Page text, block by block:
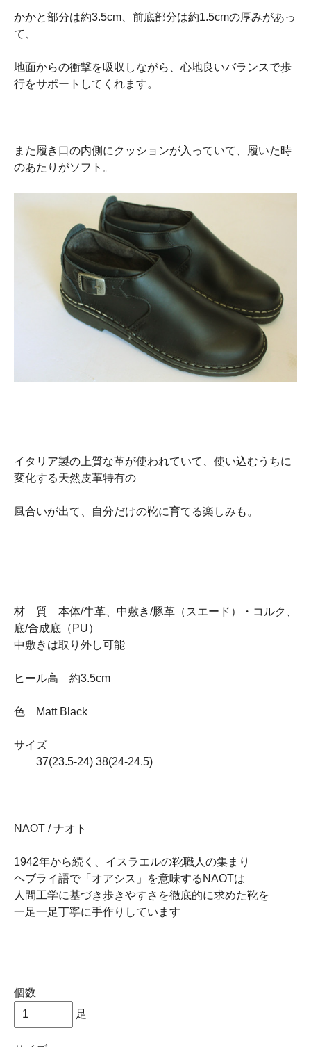
かかと部分は約3.5cm、前底部分は約1.5cmの厚みがあっ
て、
地面からの衝撃を吸収しながら、心地良いバランスで歩
行をサポートしてくれます。
また履き口の内側にクッションが入っていて、履いた時
のあたりがソフト。
イタリア製の上質な革が使われていて、使い込むうちに
変化する天然皮革特有の
風合いが出て、自分だけの靴に育てる楽しみも。
材 質 本体/牛革、中敷き/豚革（スエード）・コルク、
底/合成底（PU）
中敷きは取り外し可能
ヒール高 約3.5cm
色 Matt Black
サイズ
37(23.5-24) 38(24-24.5)
NAOT / ナオト
1942年から続く、イスラエルの靴職人の集まり
ヘブライ語で「オアシス」を意味するNAOTは
人間工学に基づき歩きやすさを徹底的に求めた靴を
一足一足丁寧に手作りしています
個数
足